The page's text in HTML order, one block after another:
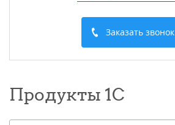
Заказать звонок
Продукты 1С